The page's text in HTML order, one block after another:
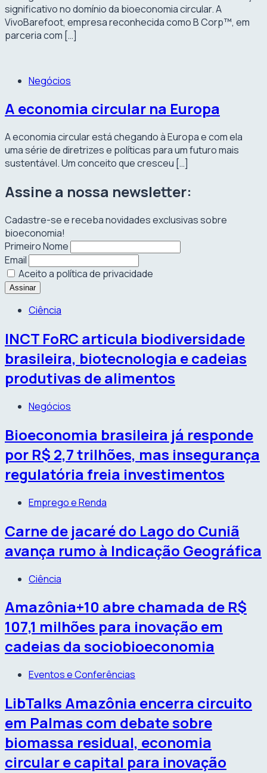
significativo no domínio da bioeconomia circular. A
VivoBarefoot, empresa reconhecida como B Corp™, em
parceria com […]
Negócios
A economia circular na Europa
A economia circular está chegando à Europa e com ela
uma série de diretrizes e políticas para um futuro mais
sustentável. Um conceito que cresceu […]
Assine a nossa newsletter:
Cadastre-se e receba novidades exclusivas sobre
bioeconomia!
Primeiro Nome
Email
Aceito a política de privacidade
Ciência
INCT FoRC articula biodiversidade
brasileira, biotecnologia e cadeias
produtivas de alimentos
Negócios
Bioeconomia brasileira já responde
por R$ 2,7 trilhões, mas insegurança
regulatória freia investimentos
Emprego e Renda
Carne de jacaré do Lago do Cuniã
avança rumo à Indicação Geográfica
Ciência
Amazônia+10 abre chamada de R$
107,1 milhões para inovação em
cadeias da sociobioeconomia
Eventos e Conferências
LibTalks Amazônia encerra circuito
em Palmas com debate sobre
biomassa residual, economia
circular e capital para inovação